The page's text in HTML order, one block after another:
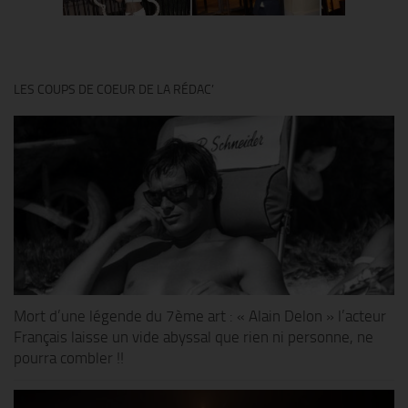
LES COUPS DE COEUR DE LA RÉDAC’
Mort d’une légende du 7ème art : « Alain Delon » l’acteur
Français laisse un vide abyssal que rien ni personne, ne
pourra combler !!